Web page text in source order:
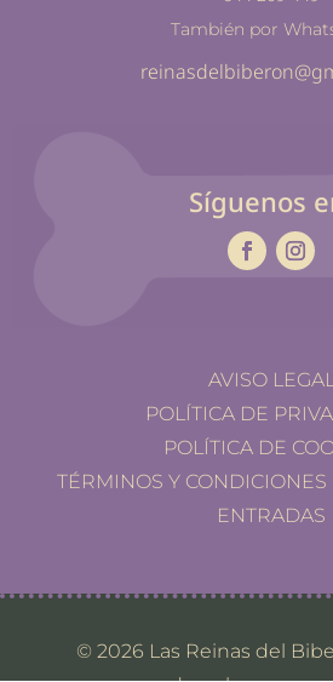
También por
Síguenos
AVISO LEGAL
POLÍTICA DE
POLÍTICA DE
TÉRMINOS Y
ENTRADAS
© 2026 Las Reinas del